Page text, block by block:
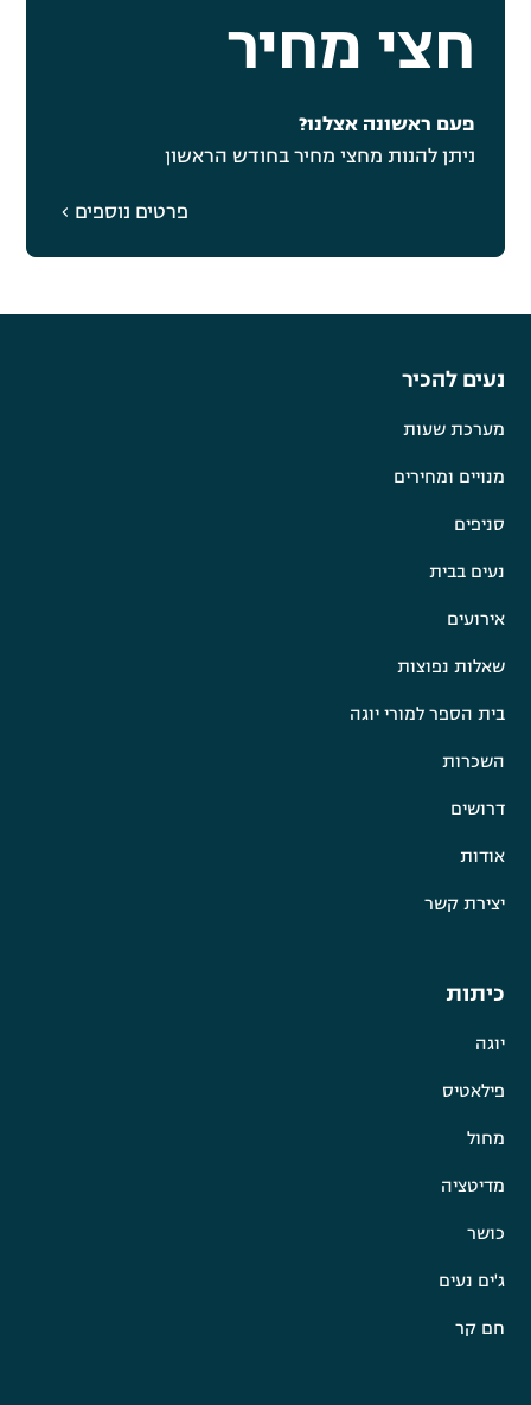
חצי מחיר
פעם ראשונה אצלנו?
ניתן להנות מחצי מחיר בחודש הראשון
פרטים נוספים
נעים להכיר
מערכת שעות
מנויים ומחירים
סניפים
נעים בבית
אירועים
שאלות נפוצות
בית הספר למורי יוגה
השכרות
דרושים
אודות
יצירת קשר
כיתות
יוגה
פילאטיס
מחול
מדיטציה
כושר
ג'ים נעים
חם קר